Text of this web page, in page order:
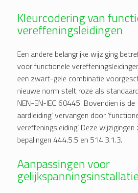
Kleurcodering van
vereffeningsleidingen
Een andere belangrijke wijziging
voor functionele
een zwart-gele combinatie
nieuwe norm stelt roze als
NEN-EN-IEC 60445. Bovendien is
aardleiding’ vervangen door
vereffeningsleiding’. Deze
bepalingen 444.5.5 en 514.3.1.3.
Aanpassingen voor